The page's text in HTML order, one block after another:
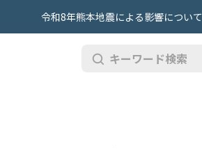
令和8年熊本地震による影響について